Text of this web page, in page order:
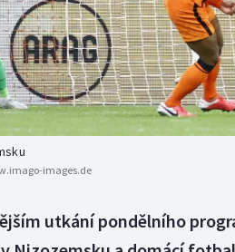
Plavání
Plážový
images.de
utkání pondělního